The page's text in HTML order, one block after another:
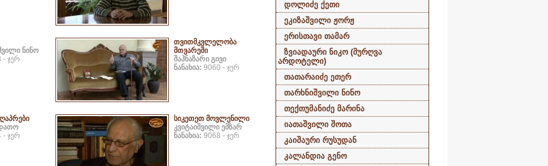
ნინო
- ჯერ
თვითმკვლელობა
მთვარეში
შაჰნაზარი გივი
ნანახია: 9060 - ჯერ
- ჯერ
სიკეთეთ მოვლენილი
კვიტაიშვილი ემზარ
ნანახია: 9068 - ჯერ
დოლიძე ქეთი
ეკიზაშვილი ჟორჟ
ერისთავი თამარ
ზვიადაური ნიკო (მურღვა
არდოტელი)
თათარაიძე ეთერ
თარხნიშვილი ნინო
თექთუმანიძე მარინა
იათაშვილი შოთა
კაიშაური რუსუდან
კალანდია გენო